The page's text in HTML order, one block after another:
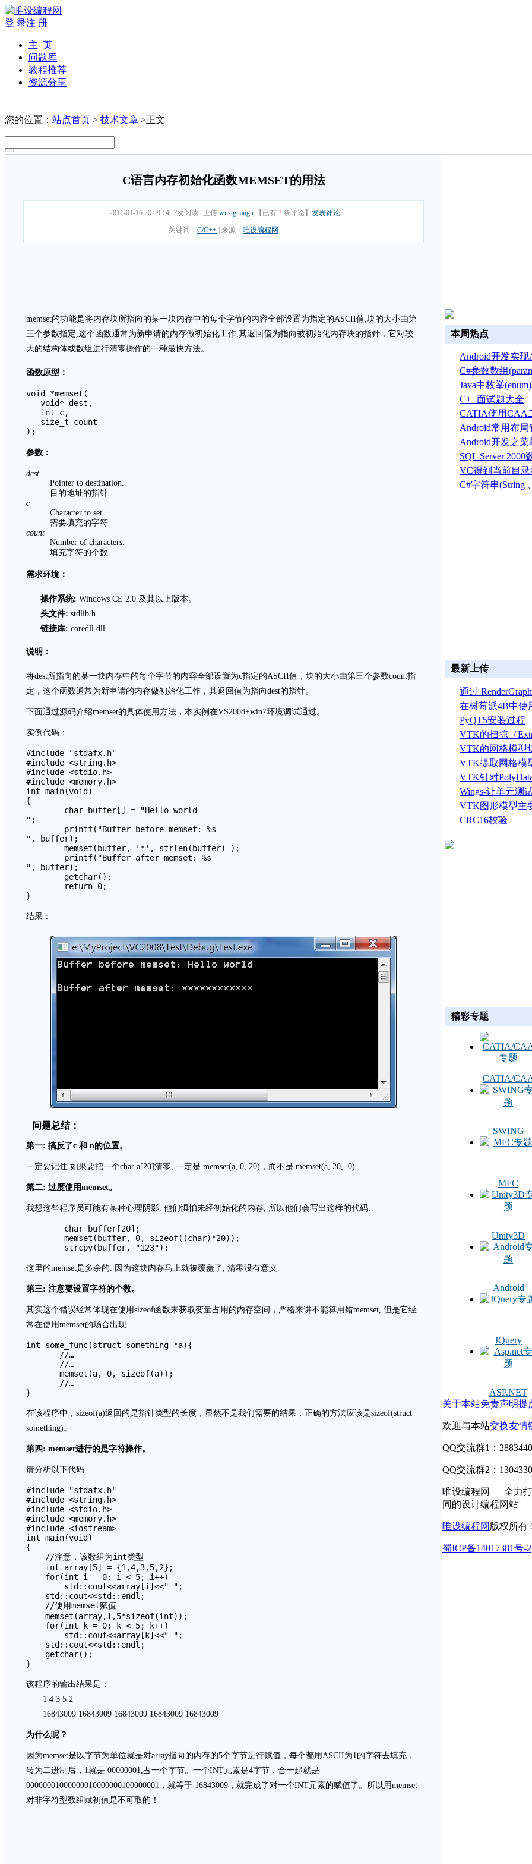
登 录注 册
主 页
问题库
教程推荐
资源分享
您的位置： 站点首页 > 技术文章 >正文
C语言内存初始化函数MEMSET的用法
2011-01-16 20:09:14 ?次阅读 上传:wustguangh 【已有 ? 条评论】 发表评论
关键词： C/C++ 来源： 唯设编程网
memset的功能是将内存块所指向的某一块内存中的每个字节的内容全部设置为指定的ASCII值,块的大小由第
三个参数指定,这个函数通常为新申请的内存做初始化工作,其返回值为指向被初始化内存块的指针，它对较
大的结构体或数组进行清零操作的一种最快方法。
函数原型：
void *memset(
   void* dest,
   int c,
   size_t count
参数：
dest
Pointer to destination.
目的地址的指针
c
Character to set.
需要填充的字符
count
Number of characters.
填充字符的个数
需求环境：
操作系统: Windows CE 2.0 及其以上版本。
头文件: stdlib.h.
链接库: coredll.dll.
说明：
将dest所指向的某一块内存中的每个字节的内容全部设置为c指定的ASCII值，块的大小由第三个参数count指
定，这个函数通常为新申请的内存做初始化工作，其返回值为指向dest的指针。
下面通过源码介绍memset的具体使用方法，本实例在VS2008+win7环境调试通过。
实例代码：
#include "stdafx.h"
#include <string.h>
#include <stdio.h>
#include <memory.h>
int main(void)
{
";
", buffer);
", buffer);
}
结果：
问题总结：
第一: 搞反了c 和 n的位置。
一定要记住 如果要把一个char a[20]清零, 一定是 memset(a, 0, 20)，而不是 memset(a, 20, 0)
第二: 过度使用memset。
我想这些程序员可能有某种心理阴影, 他们惧怕未经初始化的内存, 所以他们会写出这样的代码:
这里的memset是多余的. 因为这块内存马上就被覆盖了, 清零没有意义.
第三: 注意要设置字符的个数。
其实这个错误经常体现在使用sizeof函数来获取变量占用的内存空间，严格来讲不能算用错memset, 但是它经
常在使用memset的场合出现
int some_func(struct something *a){
       //…
       //…
       memset(a, 0, sizeof(a));
       //…
在该程序中，sizeof(a)返回的是指针类型的长度，显然不是我们需要的结果，正确的方法应该是sizeof(struct
something)。
第四: memset进行的是字符操作。
请分析以下代码
#include "stdafx.h"
#include <string.h>
#include <stdio.h>
#include <memory.h>
#include <iostream>
int main(void)
{
//注意，该数组为int类型
int array[5] = {1,4,3,5,2};
for(int i = 0; i < 5; i++)
std::cout<<array[i]<<" ";
std::cout<<std::endl;
//使用memset赋值
memset(array,1,5*sizeof(int));
for(int k = 0; k < 5; k++)
std::cout<<array[k]<<" ";
std::cout<<std::endl;
getchar();
该程序的输出结果是：
1 4 3 5 2
16843009 16843009 16843009 16843009 16843009
为什么呢？
因为memset是以字节为单位就是对array指向的内存的5个字节进行赋值，每个都用ASCII为1的字符去填充，
转为二进制后，1就是 00000001,占一个字节。一个INT元素是4字节，合一起就是
00000001000000010000000100000001，就等于 16843009，就完成了对一个INT元素的赋值了。所以用memset
对非字符型数组赋初值是不可取的！
本周热点
Android开发实
换
C#参数数组
Java中枚举
C++面试题大全
CATIA使用CAA
建草图
Android常用布
Android开发之菜
菜单(Option
SQL Server 2000
建、删除、备份
VC得到当前目
序目录的方法
C#字符串(String
最新上传
通过
建 ASTRYN 的
在树莓派4B中使
OpenGL ES程序
PyQT5安装过程
VTK的扫掠（
算法
VTK的网格模型
VTK提取网格模
据算法
VTK针对
线运算
Wings-让单元测
生成
VTK图形模型主
CRC16校验
精彩专题
CATIA/
SWING
MFC
Unity3D
Android
JQuery
ASP.NET
关于本站免责声明提
欢迎与本站交换友情
QQ交流群1：
QQ交流群2：
唯设编程网 — 全力
同的设计编程网站
唯设编程网 版权所有
蜀ICP备14017381号-2